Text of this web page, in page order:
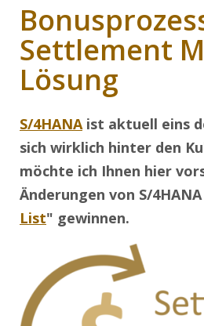
Settlement
Lösung
S/4HANAist aktuell eins
sich wirklich hinter den
möchte ich Ihnen hier
Änderungen von S/
List" gewinnen.